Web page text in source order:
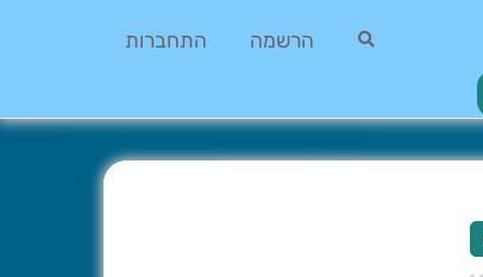
הרשמה התחברות